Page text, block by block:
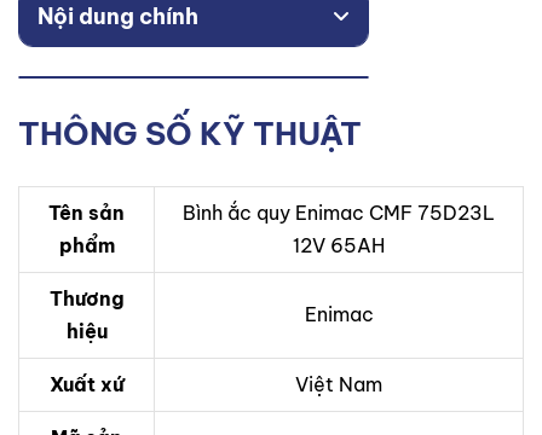
Nội dung chính
THÔNG SỐ KỸ THUẬT
Tên sản
phẩm
Bình ắc quy Enimac CMF 75D23L
12V 65AH
Thương
hiệu
Enimac
Xuất xứ Việt Nam